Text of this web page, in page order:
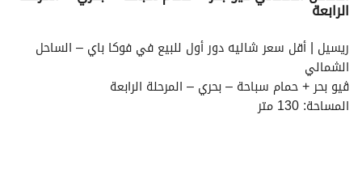
الرابعة
الشمالي
ڤيو بحر + حمام سباحة – بحري – المرحلة الرابعة
المساحة: 130 متر